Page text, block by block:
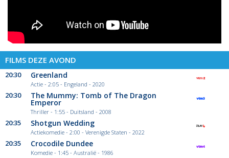
FILMS DEZE AVOND
20:30 Greenland
Actie - 2:05 - Engeland - 2020
20:30 The Mummy: Tomb of The Dragon
Emperor
Thriller - 1:55 - Duitsland - 2008
20:35 Shotgun Wedding
Actiekomedie - 2:00 - Verenigde Staten - 2022
20:35 Crocodile Dundee
Komedie - 1:45 - Australië - 1986